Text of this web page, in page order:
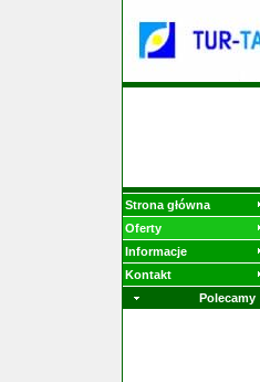
Strona główna
Oferty
Informacje
Kontakt
Polecamy